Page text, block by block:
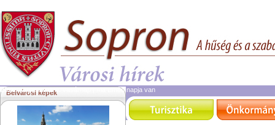
2026. augusztus 9.vasárnap | ma Emőd napja van
Belvárosi képek